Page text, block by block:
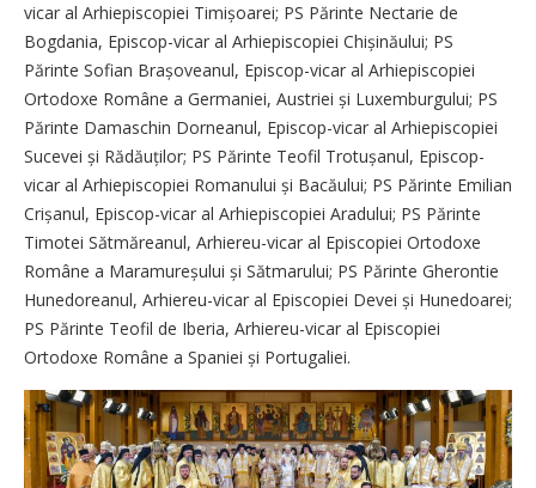
vicar al Arhiepiscopiei Timi­șoarei; PS Părinte Nectarie de
Bogdania, Episcop-vicar al Arhiepiscopiei Chișinăului; PS
Părinte Sofian Brașoveanul, Episcop-vicar al Arhiepiscopiei
Ortodoxe Române a Germaniei, Austriei și Luxemburgului; PS
Părinte Damaschin Dorneanul, Episcop-vi­car al Arhiepiscopiei
Sucevei și Ră­dăuților; PS Părinte Teofil Trotu­șanul, Episcop-
vicar al Arhiepiscopiei Romanului și Bacăului; PS Părinte Emilian
Crișanul, Episcop-vicar al Arhiepiscopiei Aradului; PS Părinte
Timotei Sătmăreanul, Arhiereu-vicar al Episcopiei Ortodoxe
Române a Mara­mureșului și Sătmarului; PS Părinte Gherontie
Hunedoreanul, Arhiereu-vicar al Episcopiei Devei și Hunedoarei;
PS Părinte Teofil de Iberia, Arhiereu-vicar al Episcopiei
Ortodoxe Române a Spaniei și Portugaliei.